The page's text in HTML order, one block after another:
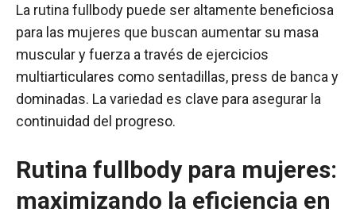
La rutina fullbody puede ser altamente beneficiosa
para las mujeres que buscan aumentar su masa
muscular y fuerza a través de ejercicios
multiarticulares como sentadillas, press de banca y
dominadas. La variedad es clave para asegurar la
continuidad del progreso.
Rutina fullbody para mujeres:
maximizando la eficiencia en